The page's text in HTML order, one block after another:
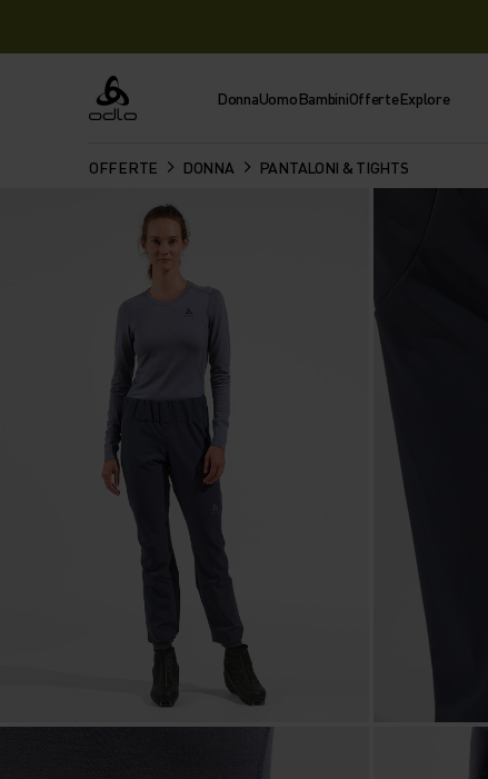
Odlo DonnaUomoBambiniOfferteExplore
OFFERTE DONNA PANTALONI & TIGHTS